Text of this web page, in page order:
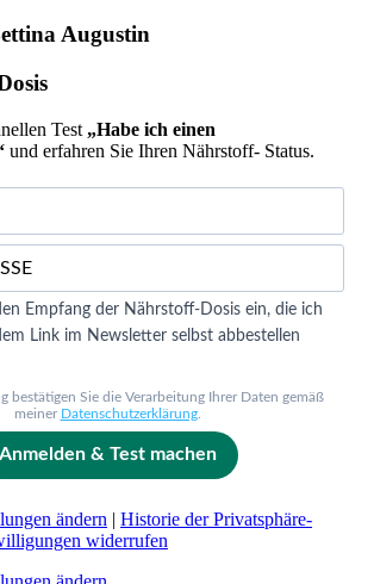
Augustin
Test „Habe ich einen
und erfahren Sie Ihren Nährstoff- Status.
Empfang der Nährstoff-Dosis ein, die ich
Link im Newsletter selbst abbestellen
bestätigen Sie die Verarbeitung Ihrer Daten gemäß
meiner Datenschutzerklärung.
Anmelden & Test machen
ändern | Historie der Privatsphäre-
widerrufen